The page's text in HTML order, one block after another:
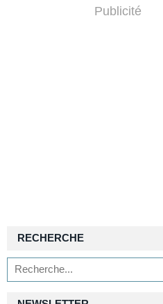
Publicité
RECHERCHE